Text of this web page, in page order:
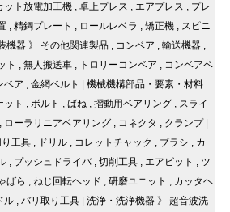
ット放電加工機 , 卓上プレス , エアプレス , プレ
, 精鋼プレート , ロールレベラ , 矯正機 , スピニ
機器 》 その他関連製品 , コンベア , 輸送機器 ,
ト , 無人搬送車 , トロリーコンベア , コンベアベ
ベア , 金網ベルト
機械機構部品・要素・材料
ット , ボルト , ばね , 摺動用ベアリング , スライ
, ローラリニアベアリング , コネクタ , クランプ|
工具 , ドリル , コレットチャック , ブラシ , カ
, プッシュドライバ, 切削工具 , エアビット , ツ
ばら , ねじ回転ヘッド , 研磨ユニット , カッタヘ
ル , バリ取り工具 洗浄・洗浄機器 》 超音波洗